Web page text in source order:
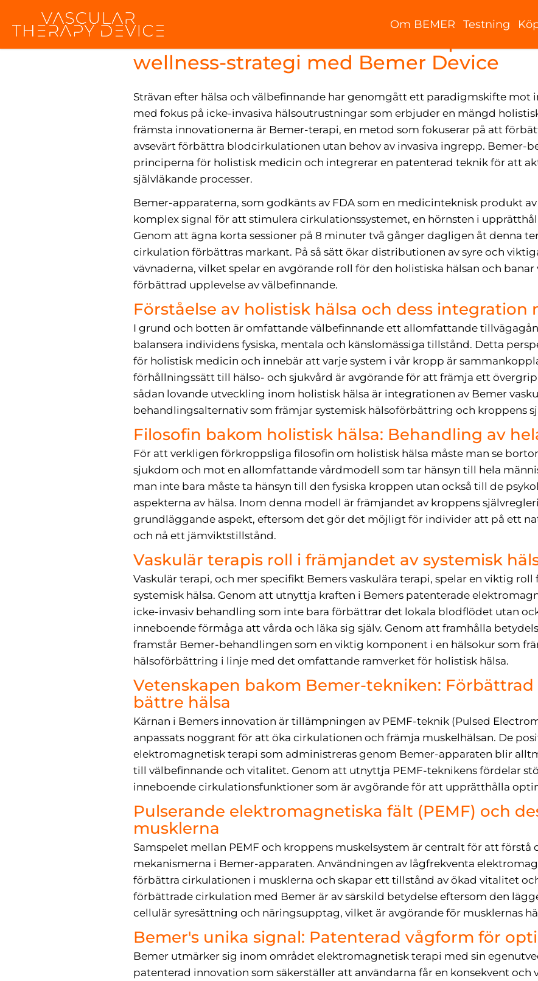
Om BEMER Testning
Holistisk hälsa och vaskulär terapi: En
wellness-strategi med Bemer Device
Strävan efter hälsa och välbefinnande har genomgått ett paradigmskifte mot
med fokus på icke-invasiva hälsoutrustningar som erbjuder en mängd
främsta innovationerna är Bemer-terapi, en metod som fokuserar på att
avsevärt förbättra blodcirkulationen utan behov av invasiva ingrepp. Bemer-
principerna för holistisk medicin och integrerar en patenterad teknik för att
självläkande processer.
Bemer-apparaterna, som godkänts av FDA som en medicinteknisk produkt
komplex signal för att stimulera cirkulationssystemet, en hörnsten i
Genom att ägna korta sessioner på 8 minuter två gånger dagligen åt denna
cirkulation förbättras markant. På så sätt ökar distributionen av syre och
vävnaderna, vilket spelar en avgörande roll för den holistiska hälsan och
förbättrad upplevelse av välbefinnande.
Förståelse av holistisk hälsa och dess integration
I grund och botten är omfattande välbefinnande ett allomfattande
balansera individens fysiska, mentala och känslomässiga tillstånd. Detta
för holistisk medicin och innebär att varje system i vår kropp är
förhållningssätt till hälso- och sjukvård är avgörande för att främja ett
sådan lovande utveckling inom holistisk hälsa är integrationen av Bemer
behandlingsalternativ som främjar systemisk hälsoförbättring och kroppens
Filosofin bakom holistisk hälsa: Behandling av
För att verkligen förkroppsliga filosofin om holistisk hälsa måste man se
sjukdom och mot en allomfattande vårdmodell som tar hänsyn till hela
man inte bara måste ta hänsyn till den fysiska kroppen utan också till de
aspekterna av hälsa. Inom denna modell är främjandet av kroppens
grundläggande aspekt, eftersom det gör det möjligt för individer att på ett
och nå ett jämviktstillstånd.
Vaskulär terapis roll i främjandet av systemisk
Vaskulär terapi, och mer specifikt Bemers vaskulära terapi, spelar en viktig
systemisk hälsa. Genom att utnyttja kraften i Bemers patenterade
icke-invasiv behandling som inte bara förbättrar det lokala blodflödet utan
inneboende förmåga att vårda och läka sig själv. Genom att framhålla
framstår Bemer-behandlingen som en viktig komponent i en hälsokur som
hälsoförbättring i linje med det omfattande ramverket för holistisk hälsa.
Vetenskapen bakom Bemer-tekniken:
bättre hälsa
Kärnan i Bemers innovation är tillämpningen av PEMF-teknik (Pulsed
anpassats noggrant för att öka cirkulationen och främja muskelhälsan. De
elektromagnetisk terapi som administreras genom Bemer-apparaten blir
till välbefinnande och vitalitet. Genom att utnyttja PEMF-teknikens fördelar
inneboende cirkulationsfunktioner som är avgörande för att upprätthålla
Pulserande elektromagnetiska fält (PEMF) och
musklerna
Samspelet mellan PEMF och kroppens muskelsystem är centralt för att förstå
mekanismerna i Bemer-apparaten. Användningen av lågfrekventa
förbättra cirkulationen i musklerna och skapar ett tillstånd av ökad vitalitet
förbättrade cirkulation med Bemer är av särskild betydelse eftersom den
cellulär syresättning och näringsupptag, vilket är avgörande för musklernas
Bemer's unika signal: Patenterad vågform för
Bemer utmärker sig inom området elektromagnetisk terapi med sin
patenterad innovation som säkerställer att användarna får en konsekvent och